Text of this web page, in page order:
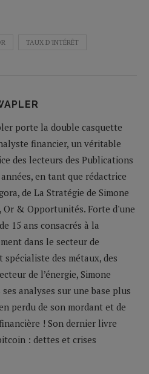
TAUX D'INTÉRÊT
porte la double casquette
financier, un véritable
des lecteurs des Publications
en tant que rédactrice
de La Stratégie de Simone
Or & Opportunités. Forte d'une
15 ans consacrés à la
dans le secteur de
des métaux, des
de l’énergie, Simone
analyses sur une base plus
perdu de son mordant et de
! Son dernier livre
: dettes et crises